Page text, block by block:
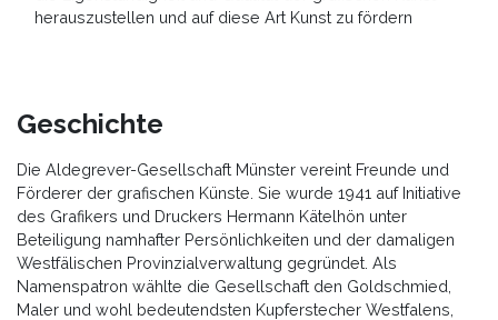
herauszustellen und auf diese Art Kunst zu fördern
Geschichte
Die Aldegrever-Gesellschaft Münster vereint Freunde und
Förderer der grafischen Künste. Sie wurde 1941 auf Initiative
des Grafikers und Druckers Hermann Kätelhön unter
Beteiligung namhafter Persönlichkeiten und der damaligen
Westfälischen Provinzialverwaltung gegründet. Als
Namenspatron wählte die Gesellschaft den Goldschmied,
Maler und wohl bedeutendsten Kupferstecher Westfalens,